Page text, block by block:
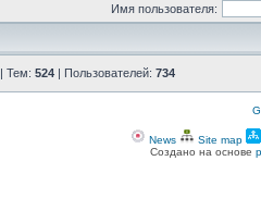
Имя пользователя:
| Тем: 524 | Пользователей: 734
News Site map
Создано на основе